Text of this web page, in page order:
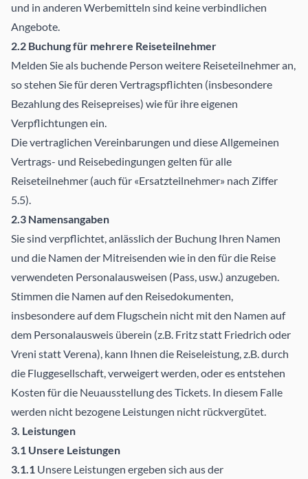
und in anderen Werbemitteln sind keine verbindlichen
Angebote.
2.2 Buchung für mehrere Reiseteilnehmer
Melden Sie als buchende Person weitere Reiseteilnehmer an,
so stehen Sie für deren Vertragspflichten (insbesondere
Bezahlung des Reisepreises) wie für ihre eigenen
Verpflichtungen ein.
Die vertraglichen Vereinbarungen und diese Allgemeinen
Vertrags- und Reisebedingungen gelten für alle
Reiseteilnehmer (auch für «Ersatzteilnehmer» nach Ziffer
5.5).
2.3 Namensangaben
Sie sind verpflichtet, anlässlich der Buchung Ihren Namen
und die Namen der Mitreisenden wie in den für die Reise
verwendeten Personalausweisen (Pass, usw.) anzugeben.
Stimmen die Namen auf den Reisedokumenten,
insbesondere auf dem Flugschein nicht mit den Namen auf
dem Personalausweis überein (z.B. Fritz statt Friedrich oder
Vreni statt Verena), kann Ihnen die Reiseleistung, z.B. durch
die Fluggesellschaft, verweigert werden, oder es entstehen
Kosten für die Neuausstellung des Tickets. In diesem Falle
werden nicht bezogene Leistungen nicht rückvergütet.
3. Leistungen
3.1 Unsere Leistungen
3.1.1 Unsere Leistungen ergeben sich aus der